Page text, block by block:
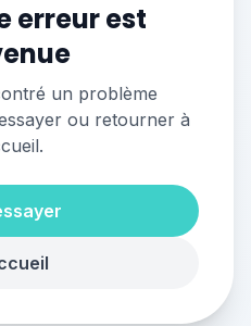
erreur est
un problème
ou retourner à